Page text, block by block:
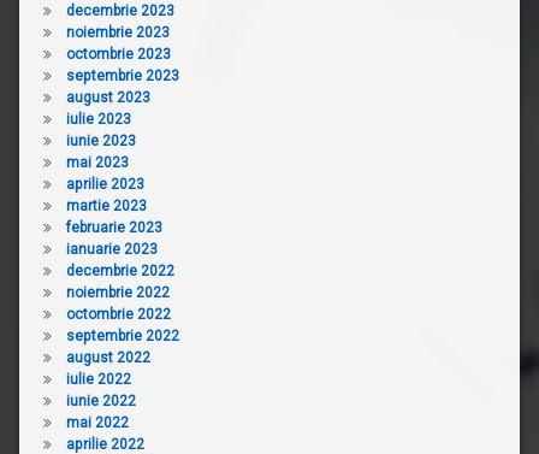
decembrie 2023
noiembrie 2023
octombrie 2023
septembrie 2023
august 2023
iulie 2023
iunie 2023
mai 2023
aprilie 2023
martie 2023
februarie 2023
ianuarie 2023
decembrie 2022
noiembrie 2022
octombrie 2022
septembrie 2022
august 2022
iulie 2022
iunie 2022
mai 2022
aprilie 2022